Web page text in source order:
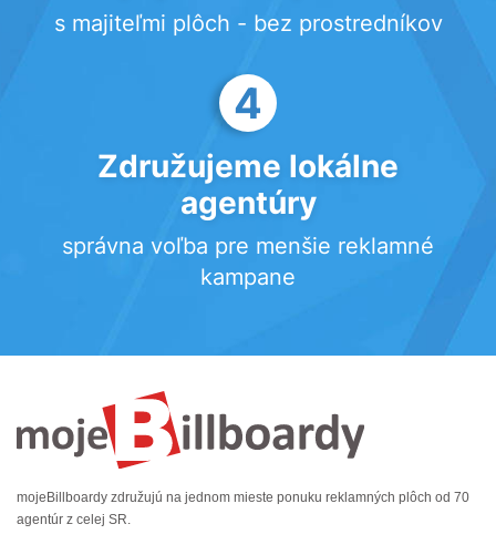
s majiteľmi plôch - bez prostredníkov
4
Združujeme lokálne
agentúry
správna voľba pre menšie reklamné
kampane
mojeBillboardy združujú na jednom mieste ponuku reklamných plôch od 70
agentúr z celej SR.